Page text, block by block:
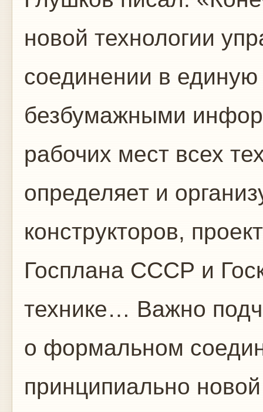
новой технологии
соединении в
безбумажными
рабочих мест всех
определяет и
конструкторов,
Госплана СССР и
технике… Важно
о формальном
принципиально